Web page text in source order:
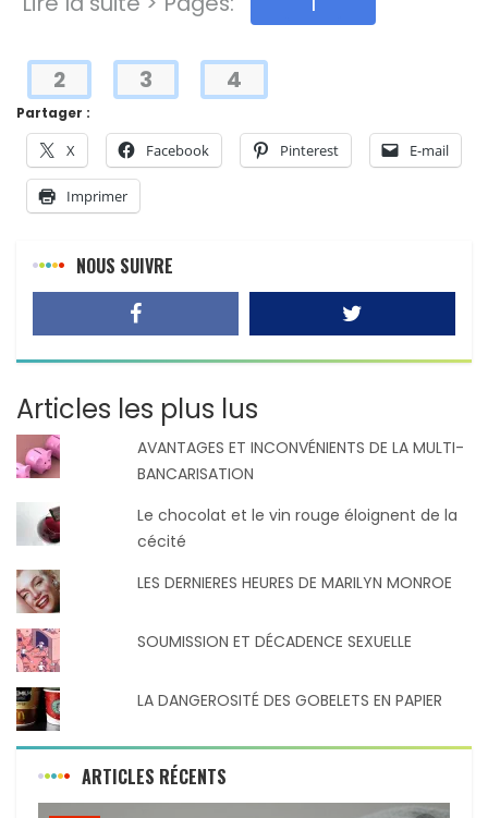
Partager :
X Facebook Pinterest E-mail
Imprimer
2 3 4
NOUS SUIVRE
Articles les plus lus
AVANTAGES ET INCONVÉNIENTS DE LA MULTI-
BANCARISATION
Le chocolat et le vin rouge éloignent de la
cécité
LES DERNIERES HEURES DE MARILYN MONROE
SOUMISSION ET DÉCADENCE SEXUELLE
LA DANGEROSITÉ DES GOBELETS EN PAPIER
ARTICLES RÉCENTS